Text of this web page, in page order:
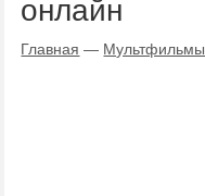
онлайн
Главная — Мультфильмы